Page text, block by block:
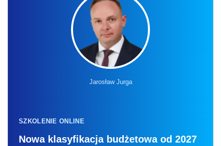
Jarosław Jurga
SZKOLENIE ONLINE
Nowa klasyfikacja budżetowa od 2027